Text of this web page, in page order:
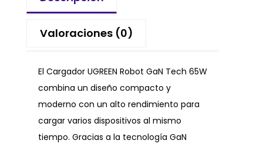
Valoraciones (0)
El Cargador UGREEN Robot GaN Tech 65W
combina un diseño compacto y
moderno con un alto rendimiento para
cargar varios dispositivos al mismo
tiempo. Gracias a la tecnología GaN